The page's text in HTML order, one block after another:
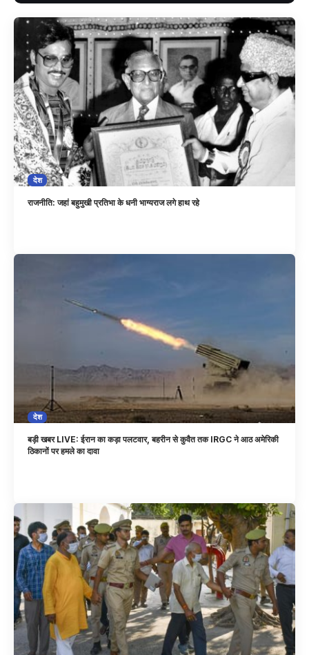
देश
राजनीति: जहां बहुमुखी प्रतिभा के धनी भाग्यराज लगे हाथ रहे
देश
बड़ी खबर LIVE: ईरान का कड़ा पलटवार, बहरीन से कुवैत तक IRGC ने आठ अमेरिकी
ठिकानों पर हमले का दावा